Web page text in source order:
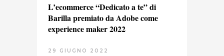
L’ecommerce “Dedicato a te” di
Barilla premiato da Adobe come
experience maker 2022
29 GIUGNO 2022